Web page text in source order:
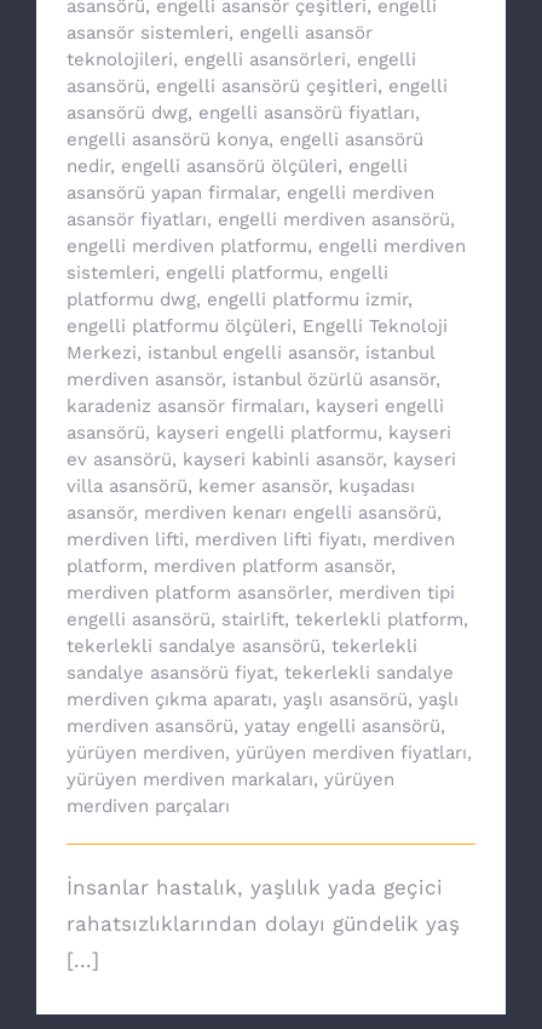
asansörü, engelli asansör çeşitleri, engelli
asansör sistemleri, engelli asansör
teknolojileri, engelli asansörleri, engelli
asansörü, engelli asansörü çeşitleri, engelli
asansörü dwg, engelli asansörü fiyatları,
engelli asansörü konya, engelli asansörü
nedir, engelli asansörü ölçüleri, engelli
asansörü yapan firmalar, engelli merdiven
asansör fiyatları, engelli merdiven asansörü,
engelli merdiven platformu, engelli merdiven
sistemleri, engelli platformu, engelli
platformu dwg, engelli platformu izmir,
engelli platformu ölçüleri, Engelli Teknoloji
Merkezi, istanbul engelli asansör, istanbul
merdiven asansör, istanbul özürlü asansör,
karadeniz asansör firmaları, kayseri engelli
asansörü, kayseri engelli platformu, kayseri
ev asansörü, kayseri kabinli asansör, kayseri
villa asansörü, kemer asansör, kuşadası
asansör, merdiven kenarı engelli asansörü,
merdiven lifti, merdiven lifti fiyatı, merdiven
platform, merdiven platform asansör,
merdiven platform asansörler, merdiven tipi
engelli asansörü, stairlift, tekerlekli platform,
tekerlekli sandalye asansörü, tekerlekli
sandalye asansörü fiyat, tekerlekli sandalye
merdiven çıkma aparatı, yaşlı asansörü, yaşlı
merdiven asansörü, yatay engelli asansörü,
yürüyen merdiven, yürüyen merdiven fiyatları,
yürüyen merdiven markaları, yürüyen
merdiven parçaları
İnsanlar hastalık, yaşlılık yada geçici
rahatsızlıklarından dolayı gündelik yaş
[...]